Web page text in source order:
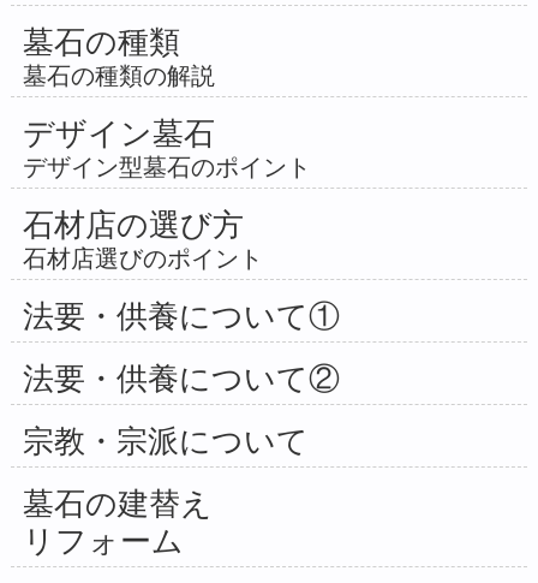
墓石の種類
墓石の種類の解説
デザイン墓石
デザイン型墓石のポイント
石材店の選び方
石材店選びのポイント
法要・供養について①
法要・供養について②
宗教・宗派について
墓石の建替え
リフォーム